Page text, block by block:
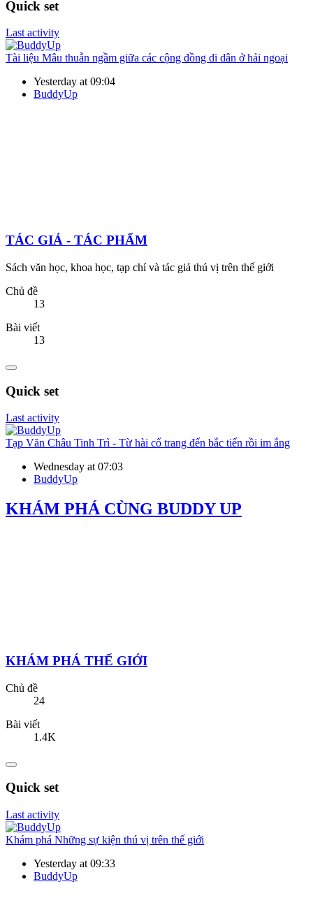
Quick set
Last activity
Tài liệu Mâu thuẫn ngầm giữa các cộng đồng di dân ở hải ngoại
Yesterday at 09:04
BuddyUp
TÁC GIẢ - TÁC PHẨM
Sách văn học, khoa học, tạp chí và tác giả thú vị trên thế giới
Chủ đề
13
Bài viết
13
Quick set
Last activity
Tạp Văn Châu Tinh Trì - Từ hài cổ trang đến bắc tiến rồi im ắng
Wednesday at 07:03
BuddyUp
KHÁM PHÁ CÙNG BUDDY UP
KHÁM PHÁ THẾ GIỚI
Chủ đề
24
Bài viết
1.4K
Quick set
Last activity
Khám phá Những sự kiện thú vị trên thế giới
Yesterday at 09:33
BuddyUp